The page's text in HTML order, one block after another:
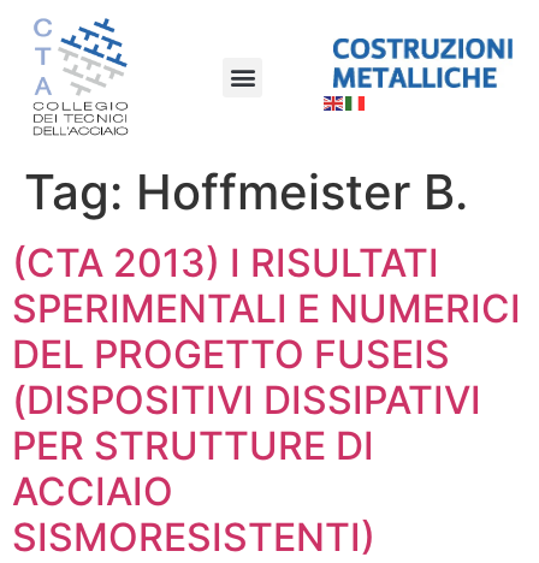
Tag: Hoffmeister B.
(CTA 2013) I RISULTATI
SPERIMENTALI E NUMERICI
DEL PROGETTO FUSEIS
(DISPOSITIVI DISSIPATIVI
PER STRUTTURE DI
ACCIAIO
SISMORESISTENTI)